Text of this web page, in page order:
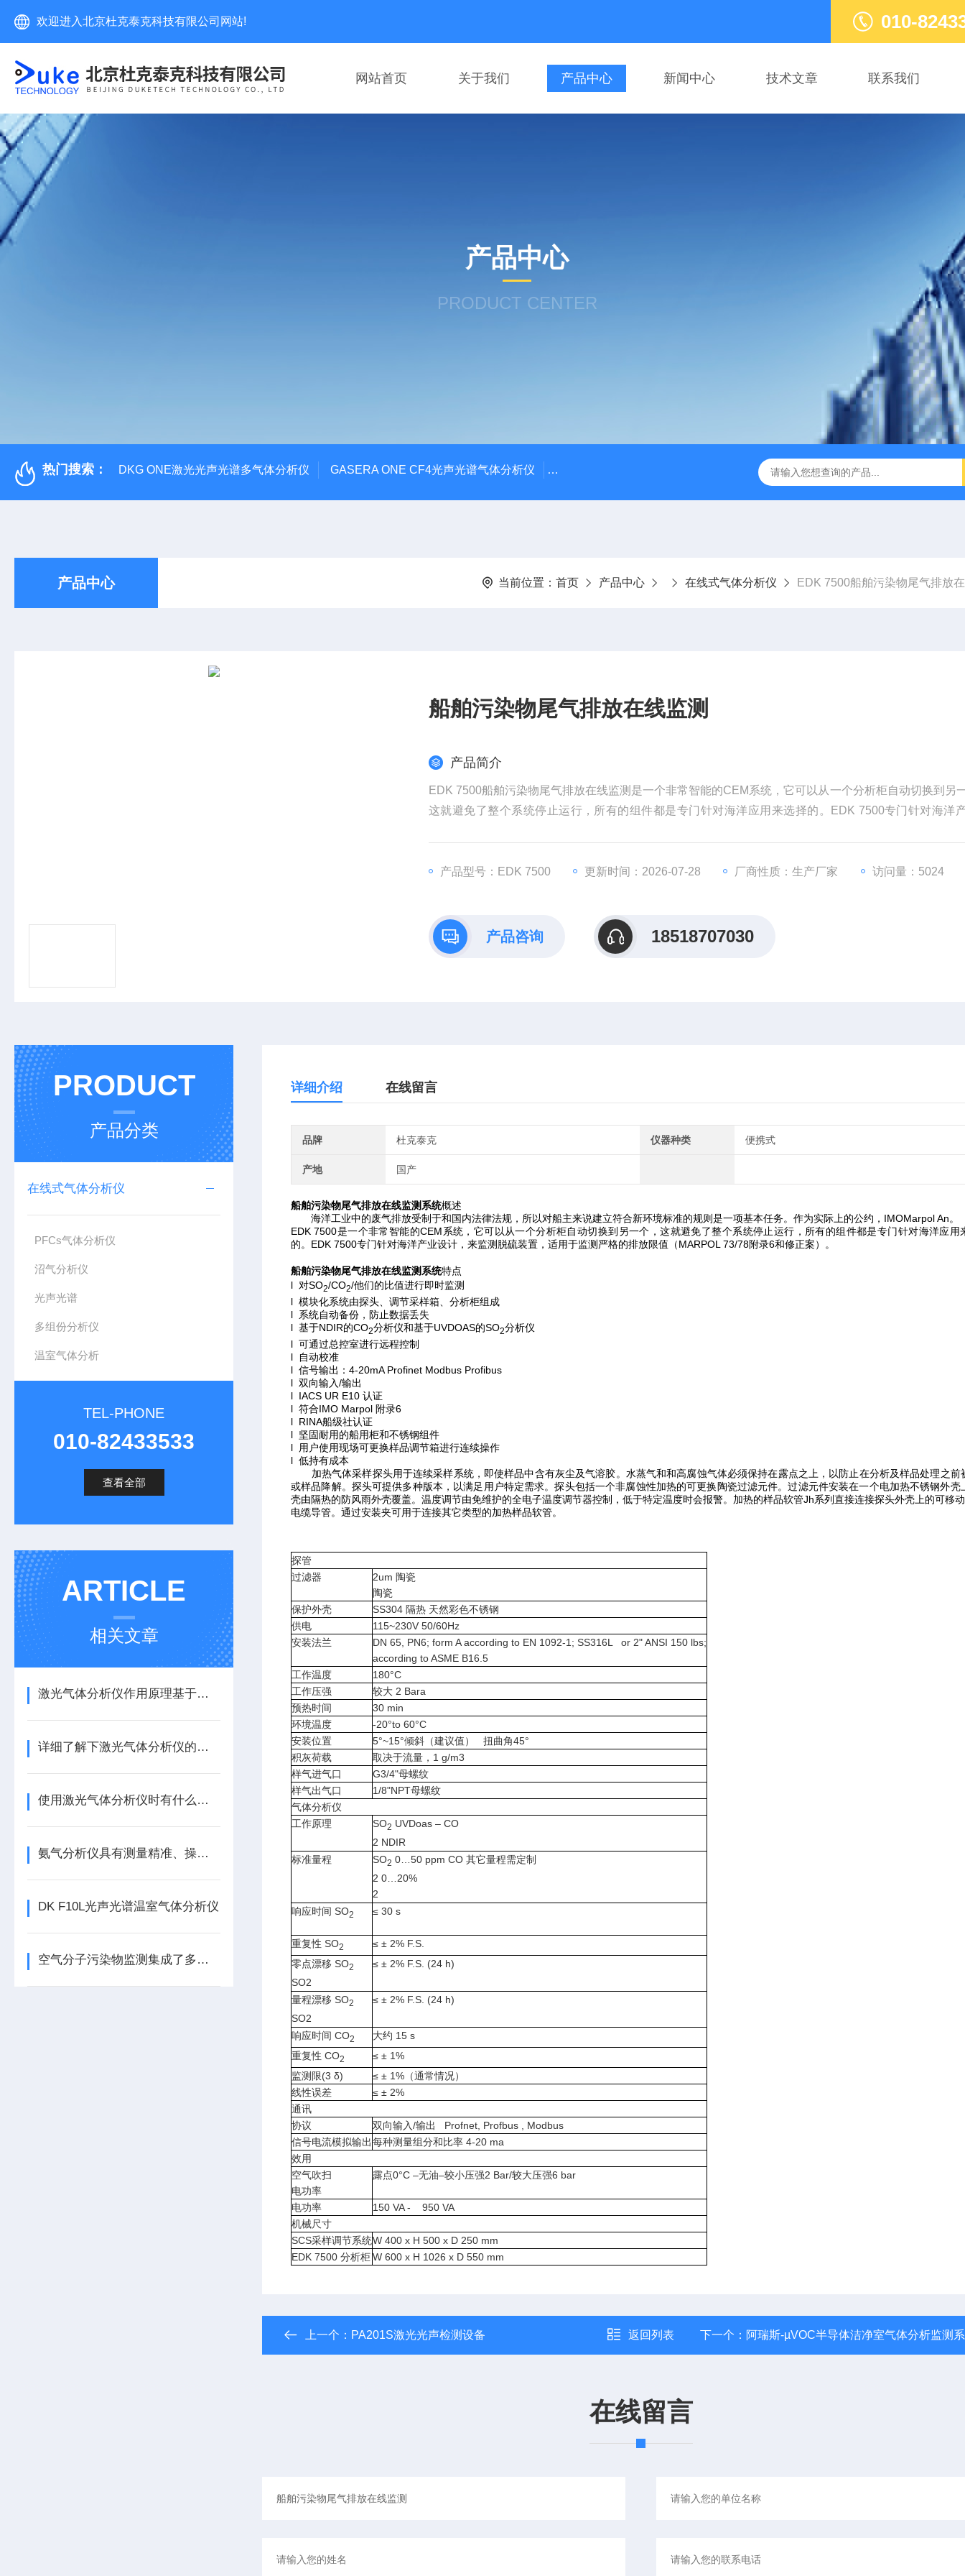
欢迎进入北京杜克泰克科技有限公司网站! 010-
网站首页 关于我们 产品中心 新闻中心 技术文章 联系我们
产品中心
PRODUCT CENTER
热门搜索： DKG ONE激光光声光谱多气体分析仪 GASERA ONE CF4光声光谱气体分析仪 DKG ONE-F光声光谱痕量级甲醛气体分析仪 EDK 4500 EIMS增强离子迁移
产品中心 当前位置： 首页 产品中心 在线式气体分析仪 EDK 7500船舶污染物尾气排放
船舶污染物尾气排放在线监测
产品简介
EDK 7500船舶污染物尾气排放在线监测是一个非常智能的CEM系统，它可以从一个分析柜自动切换到另
这就避免了整个系统停止运行，所有的组件都是专门针对海洋应用来选择的。EDK 7500专门针对海洋
产品型号：EDK 7500 更新时间：2026-07-28 厂商性质：生产厂家 访问量：5024
产品咨询 18518707030
PRODUCT
产品分类
在线式气体分析仪
PFCs气体分析仪
沼气分析仪
光声光谱
多组份分析仪
温室气体分析
TEL-PHONE
010-82433533
查看全部
ARTICLE
相关文章
激光气体分析仪作用原理基于哪两个方面？
详细了解下激光气体分析仪的使用有哪些条件？
使用激光气体分析仪时有什么要求呢？
氨气分析仪具有测量精准、操作简单等特点
DK F10L光声光谱温室气体分析仪
空气分子污染物监测集成了多点监测系统
详细介绍 在线留言
品牌 杜克泰克 仪器种类 便携式
产地 国产
船舶污染物尾气排放在线监测系统概述
海洋工业中的废气排放受制于和国内法律法规，所以对船主来说建立符合新环境标准的规则是一项基本任务。作为实际上的公约，IMOMarpol An。
EDK 7500是一个非常智能的CEM系统，它可以从一个分析柜自动切换到另一个，这就避免了整个系统停止运行，所有的组件都是专门针对海洋应用
的。EDK 7500专门针对海洋产业设计，来监测脱硫装置，适用于监测严格的排放限值（MARPOL 73/78附录6和修正案）。
船舶污染物尾气排放在线监测系统特点
l 对SO2/CO2/他们的比值进行即时监测
l 模块化系统由探头、调节采样箱、分析柜组成
l 系统自动备份，防止数据丢失
l 基于NDIR的CO2分析仪和基于UVDOAS的SO2分析仪
l 可通过总控室进行远程控制
l 自动校准
l 信号输出：4-20mA Profinet Modbus Profibus
l 双向输入/输出
l IACS UR E10 认证
l 符合IMO Marpol 附录6
l RINA船级社认证
l 坚固耐用的船用柜和不锈钢组件
l 用户使用现场可更换样品调节箱进行连续操作
l 低持有成本
加热气体采样探头用于连续采样系统，即使样品中含有灰尘及气溶胶。水蒸气和和高腐蚀气体必须保持在露点之上，以防止在分析及样品处理之前
或样品降解。探头可提供多种版本，以满足用户特定需求。探头包括一个非腐蚀性加热的可更换陶瓷过滤元件。过滤元件安装在一个电加热不锈钢外壳
壳由隔热的防风雨外壳覆盖。温度调节由免维护的全电子温度调节器控制，低于特定温度时会报警。加热的样品软管Jh系列直接连接探头外壳上的可移
电缆导管。通过安装夹可用于连接其它类型的加热样品软管。
探管
过滤器
2um 陶瓷
陶瓷
保护外壳
SS304 隔热 天然彩色不锈钢
供电
115~230V 50/60Hz
安装法兰
DN 65, PN6; form A according to EN 1092-1; SS316L or 2" ANSI 150 lbs;
according to ASME B16.5
工作温度
180°C
工作压强
较大 2 Bara
预热时间
30 min
环境温度
-20°to 60°C
安装位置
5°~15°倾斜（建议值） 扭曲角45°
积灰荷载
取决于流量，1 g/m3
样气进气口
G3/4"母螺纹
样气出气口
1/8"NPT母螺纹
气体分析仪
工作原理
SO2 UVDoas – CO
2 NDIR
标准量程
SO2 0…50 ppm CO 其它量程需定制
2 0…20%
2
响应时间 SO2 ≤ 30 s
重复性 SO2
≤ ± 2% F.S.
零点漂移 SO2
SO2
≤ ± 2% F.S. (24 h)
量程漂移 SO2
SO2
≤ ± 2% F.S. (24 h)
响应时间 CO2
大约 15 s
重复性 CO2
≤ ± 1%
监测限(3 δ)
≤ ± 1%（通常情况）
线性误差
≤ ± 2%
通讯
协议
双向输入/输出 Profnet, Profbus , Modbus
信号电流模拟输出每种测量组分和比率 4-20 ma
效用
空气吹扫
电功率
露点0°C –无油–较小压强2 Bar/较大压强6 bar
电功率
150 VA - 950 VA
机械尺寸
SCS采样调节系统W 400 x H 500 x D 250 mm
EDK 7500 分析柜W 600 x H 1026 x D 550 mm
上一个： PA201S激光光声检测设备 返回列表 下一个： 阿瑞斯-µVOC半导体洁净室气体分析监测
在线留言